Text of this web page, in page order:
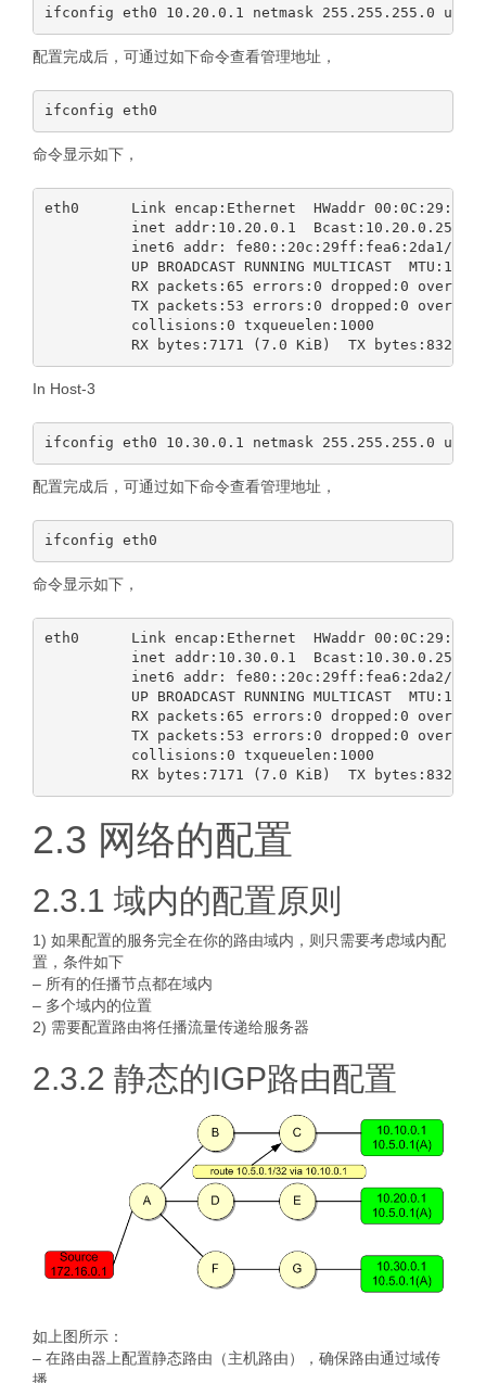
配置完成后，可通过如下命令查看管理地址，
命令显示如下，
eth0      Link encap:Ethernet  HWaddr
inet addr:10.20.0.1  Bcast:10.20.0.255
inet6 addr: fe80::20c:29ff:fea6:2da1/64
UP BROADCAST RUNNING MULTICAST  MTU:1500
RX packets:65 errors:0 dropped:0
TX packets:53 errors:0 dropped:0
          collisions:0 txqueuelen:1000
In Host-3
配置完成后，可通过如下命令查看管理地址，
命令显示如下，
eth0      Link encap:Ethernet  HWaddr
inet addr:10.30.0.1  Bcast:10.30.0.255
inet6 addr: fe80::20c:29ff:fea6:2da2/64
UP BROADCAST RUNNING MULTICAST  MTU:1500
RX packets:65 errors:0 dropped:0
TX packets:53 errors:0 dropped:0
          collisions:0 txqueuelen:1000
2.3 网络的配置
2.3.1 域内的配置原则
1) 如果配置的服务完全在你的路由域内，则只需要考虑域内配
置，条件如下
– 所有的任播节点都在域内
– 多个域内的位置
2) 需要配置路由将任播流量传递给服务器
2.3.2 静态的IGP路由配置
如上图所示：
– 在路由器上配置静态路由（主机路由），确保路由通过域传